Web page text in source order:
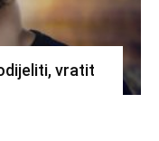
vratit